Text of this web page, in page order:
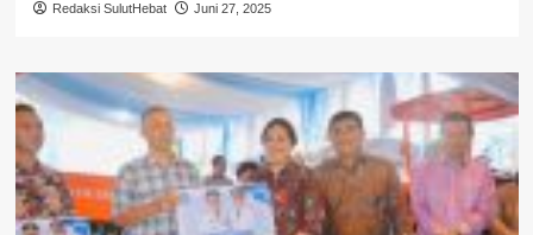
Redaksi SulutHebat Juni 27, 2025